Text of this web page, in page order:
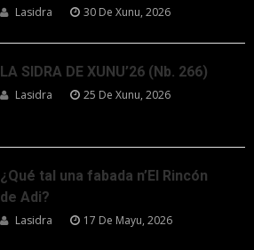
Lasidra 30 De Xunu, 2026
LA SIDRA DE XUNU’26 (Nb. 266)
Lasidra 25 De Xunu, 2026
¿Qué tal una fabada n’El Rincón
de Adi?
Lasidra 17 De Mayu, 2026